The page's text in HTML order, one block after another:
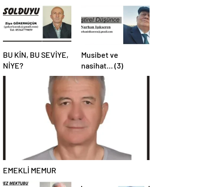
BU KİN, BU SEVİYE,
NİYE?
Musibet ve
nasihat… (3)
EMEKLİ MEMUR